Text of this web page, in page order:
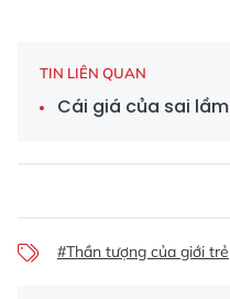
TIN LIÊN QUAN
Cái giá của sai lầm
#Thần tượng của giới trẻ